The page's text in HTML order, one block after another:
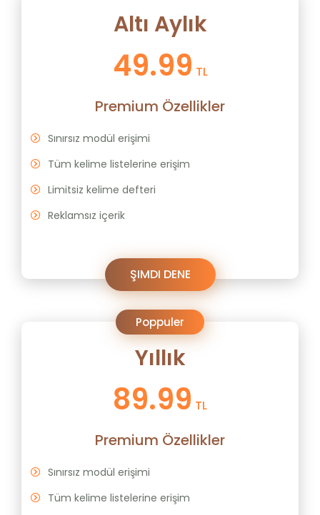
Altı Aylık
49.99 TL
Premium Özellikler
Sınırsız modül erişimi
Tüm kelime listelerine erişim
Limitsiz kelime defteri
Reklamsız içerik
ŞIMDI DENE
Poppuler
Yıllık
89.99 TL
Premium Özellikler
Sınırsız modül erişimi
Tüm kelime listelerine erişim